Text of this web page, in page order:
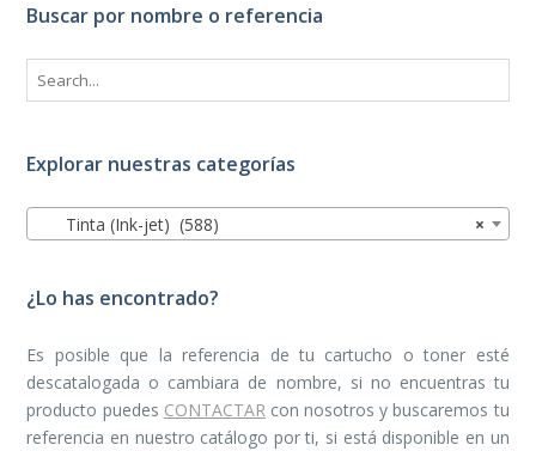
Buscar por nombre o referencia
Explorar nuestras categorías
×
Tinta (Ink-jet) (588)
¿Lo has encontrado?
Es posible que la referencia de tu cartucho o toner esté
descatalogada o cambiara de nombre, si no encuentras tu
producto puedes CONTACTARcon nosotros y buscaremos tu
referencia en nuestro catálogo por ti, si está disponible en un